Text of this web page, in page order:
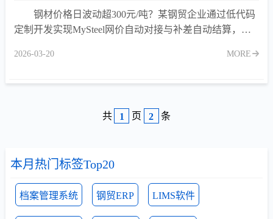
钢材价格日波动超300元/吨？某钢贸企业通过低代码
定制开发实现MySteel网价自动对接与补差自动结算，年
2026-03-20 MORE
本月热门标签Top20
档案管理系统 钢贸ERP LIMS软件
共 1 页 2 条